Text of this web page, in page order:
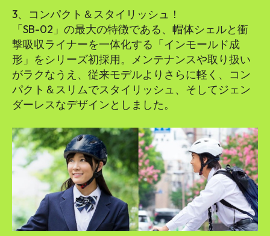
3、コンパクト＆スタイリッシュ！
「SB-02」の最大の特徴である、帽体シェルと衝
撃吸収ライナーを一体化する「インモールド成
形」をシリーズ初採用。メンテナンスや取り扱い
がラクなうえ、従来モデルよりさらに軽く、コン
パクト＆スリムでスタイリッシュ、そしてジェン
ダーレスなデザインとしました。